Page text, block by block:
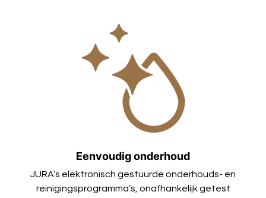
Eenvoudig onderhoud
JURA’s elektronisch gestuurde onderhouds- en
reinigingsprogramma’s, onafhankelijk getest